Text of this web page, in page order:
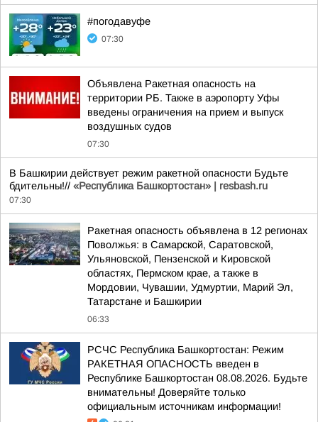
#погодавуфе
07:30
Объявлена Ракетная опасность на
территории РБ. Также в аэропорту Уфы
введены ограничения на прием и выпуск
воздушных судов
07:30
В Башкирии действует режим ракетной опасности Будьте
бдительны!// «Республика Башкортостан» | resbash.ru
07:30
Ракетная опасность объявлена в 12 регионах
Поволжья: в Самарской, Саратовской,
Ульяновской, Пензенской и Кировской
областях, Пермском крае, а также в
Мордовии, Чувашии, Удмуртии, Марий Эл,
Татарстане и Башкирии
06:33
РСЧС Республика Башкортостан: Режим
РАКЕТНАЯ ОПАСНОСТЬ введен в
Республике Башкортостан 08.08.2026. Будьте
внимательны! Доверяйте только
официальным источникам информации!